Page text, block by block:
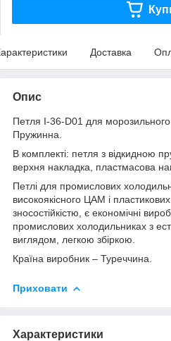
Доставка
Опис
Петля I-36-D01 для морозильного
Пружинна.
В комплекті: петля з відкидною
верхня накладка, пластмасова
Петлі для промислових
високоякісного ЦАМ і
зносостійкістю, є економічні
промислових холодильниках з
виглядом, легкою збіркою.
Країна виробник – Туреччина.
Приховати
Характеристики